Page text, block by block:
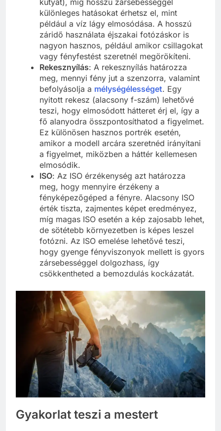
különleges hatásokat érhetsz el, mint
például a víz lágy elmosódása. A hosszú
záridő használata éjszakai fotózáskor is
nagyon hasznos, például amikor csillagokat
vagy fényfestést szeretnél megörökíteni.
Rekesznyílás: A rekesznyílás határozza
meg, mennyi fény jut a szenzorra, valamint
befolyásolja a mélységélességet. Egy
nyitott rekesz (alacsony f-szám) lehetővé
teszi, hogy elmosódott hátteret érj el, így a
fő alanyodra összpontosíthatod a figyelmet.
Ez különösen hasznos portrék esetén,
amikor a modell arcára szeretnéd irányítani
a figyelmet, miközben a háttér kellemesen
elmosódik.
ISO: Az ISO érzékenység azt határozza
meg, hogy mennyire érzékeny a
fényképezőgéped a fényre. Alacsony ISO
érték tiszta, zajmentes képet eredményez,
míg magas ISO esetén a kép zajosabb lehet,
de sötétebb környezetben is képes leszel
fotózni. Az ISO emelése lehetővé teszi,
hogy gyenge fényviszonyok mellett is gyors
zársebességgel dolgozhass, így
csökkentheted a bemozdulás kockázatát.
Gyakorlat teszi a mestert